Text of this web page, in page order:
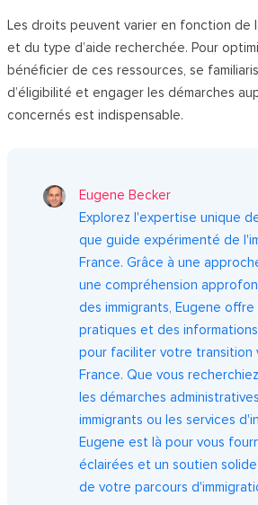
Les droits peuvent varier en fonction de
et du type d’aide recherchée. Pour
bénéficier de ces ressources, se
d’éligibilité et engager les démarches
concernés est indispensable.
Eugene Becker
Explorez l'expertise unique
que guide expérimenté de
France. Grâce à une
une compréhension
des immigrants, Eugene
pratiques et des
pour faciliter votre transition
France. Que vous
les démarches
immigrants ou les services
Eugene est là pour vous
éclairées et un soutien
de votre parcours